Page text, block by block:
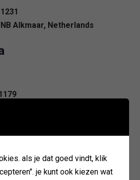
Alkmaar, Netherlands
3, 1811 LN Alkmaar,
als je dat goed vindt, klik
je kunt ook kiezen wat